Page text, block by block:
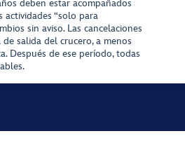
deben estar acompañados
“solo para
sin aviso. Las cancelaciones
salida del crucero, a menos
Después de ese período, todas